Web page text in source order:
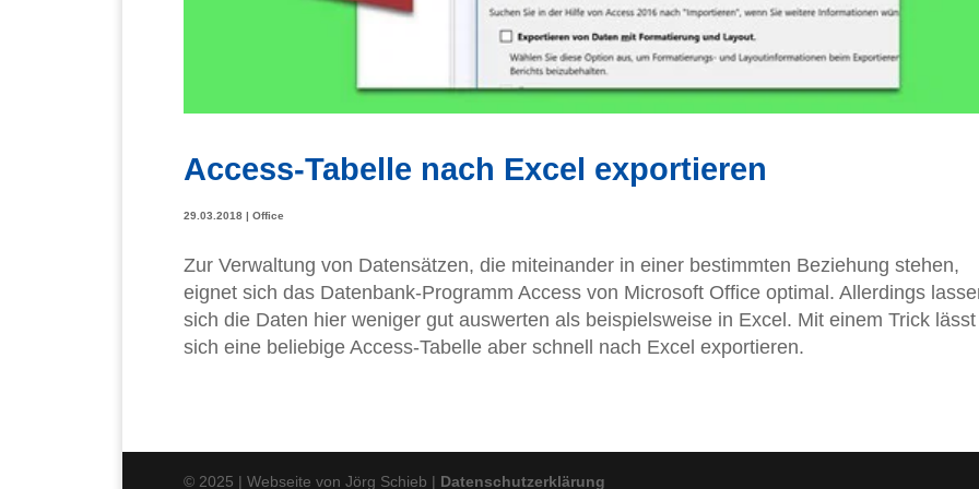
Access-Tabelle nach Excel exportieren
29.03.2018 | Office
Zur Verwaltung von Datensätzen, die miteinander in einer bestimmten Beziehung stehen,
eignet sich das Datenbank-Programm Access von Microsoft Office optimal. Allerdings
sich die Daten hier weniger gut auswerten als beispielsweise in Excel. Mit einem Trick lässt
sich eine beliebige Access-Tabelle aber schnell nach Excel exportieren.
© 2025 | Webseite von Jörg Schieb | Datenschutzerklärung